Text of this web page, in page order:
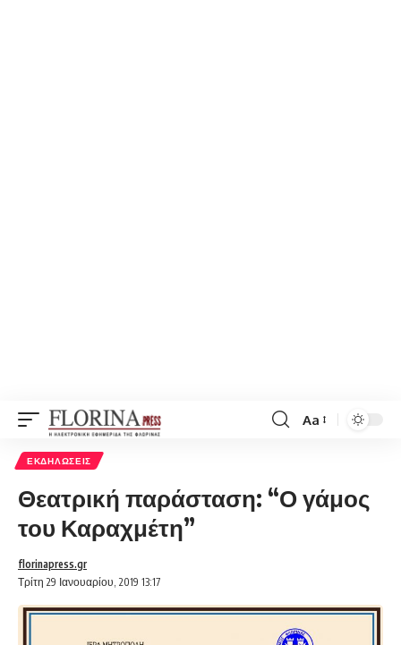
Font
Aa
ΕΚΔΗΛΏΣΕΙΣ
Θεατρική παράσταση: “Ο γάμος
του Καραχμέτη”
Τρίτη 29 Ιανουαρίου, 2019 13:17
florinapress.gr